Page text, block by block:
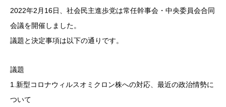
2022年2月16日、社会民主進歩党は常任幹事会・中央委員会合同
会議を開催しました。
議題と決定事項は以下の通りです。
議題
1.新型コロナウィルスオミクロン株への対応、最近の政治情勢に
ついて